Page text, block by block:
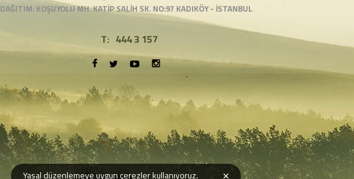
DAĞITIM: KOŞUYOLU MH. KATİP SALİH SK. NO:97 KADIKÖY - İSTANBUL
T: 444 3 157
Yasal düzenlemeye uygun çerezler kullanıyoruz. ×